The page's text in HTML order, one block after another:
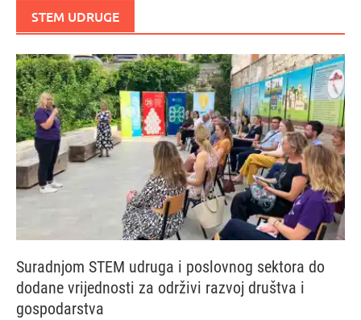
STEM UDRUGE
Suradnjom STEM udruga i poslovnog sektora do
dodane vrijednosti za održivi razvoj društva i
gospodarstva